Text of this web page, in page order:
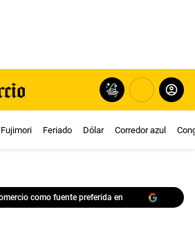
Feriado Dólar Corredor azul
como fuente preferida en